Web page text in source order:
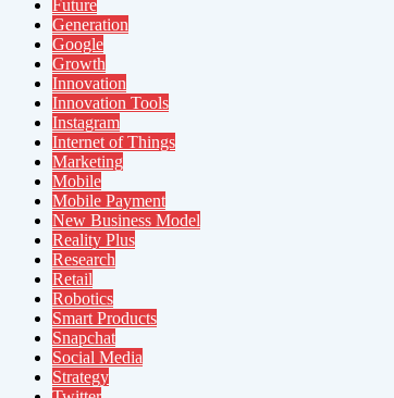
Future
Generation
Google
Growth
Innovation
Innovation Tools
Instagram
Internet of Things
Marketing
Mobile
Mobile Payment
New Business Model
Reality Plus
Research
Retail
Robotics
Smart Products
Snapchat
Social Media
Strategy